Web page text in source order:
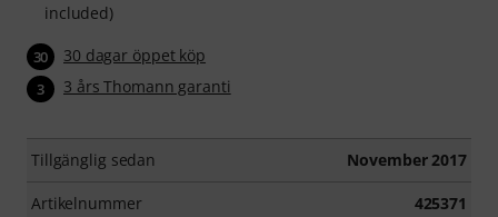
included)
30 30 dagar öppet köp
3 3 års Thomann garanti
Tillgänglig sedan November 2017
Artikelnummer 425371